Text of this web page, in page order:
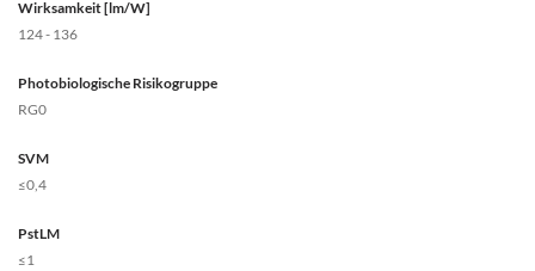
Wirksamkeit [lm/W]
124 - 136
Photobiologische Risikogruppe
RG0
SVM
≤0,4
PstLM
≤1